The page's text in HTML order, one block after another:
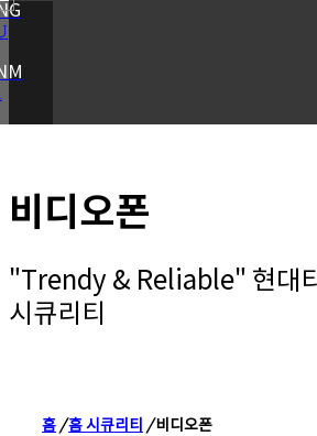
비디오폰
"Trendy & Reliable" 현대
시큐리티
홈 /홈 시큐리티 /비디오폰